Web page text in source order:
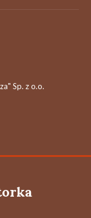
Sp. z o.o.